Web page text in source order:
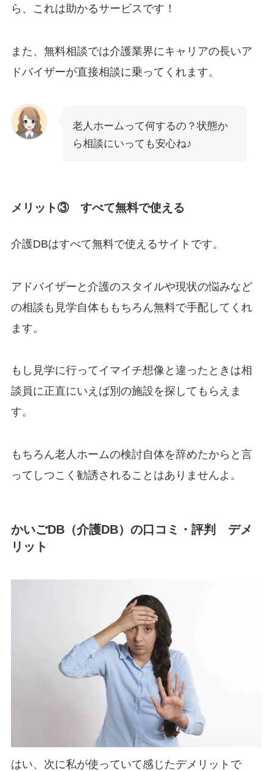
ら、これは助かるサービスです！
また、無料相談では介護業界にキャリアの長いア
ドバイザーが直接相談に乗ってくれます。
老人ホームって何するの？状態か
ら相談にいっても安心ね♪
メリット③ すべて無料で使える
介護DBはすべて無料で使えるサイトです。
アドバイザーと介護のスタイルや現状の悩みなど
の相談も見学自体ももちろん無料で手配してくれ
ます。
もし見学に行ってイマイチ想像と違ったときは相
談員に正直にいえば別の施設を探してもらえま
す。
もちろん老人ホームの検討自体を辞めたからと言
ってしつこく勧誘されることはありませんよ。
かいごDB（介護DB）の口コミ・評判 デメ
リット
はい、次に私が使っていて感じたデメリットで